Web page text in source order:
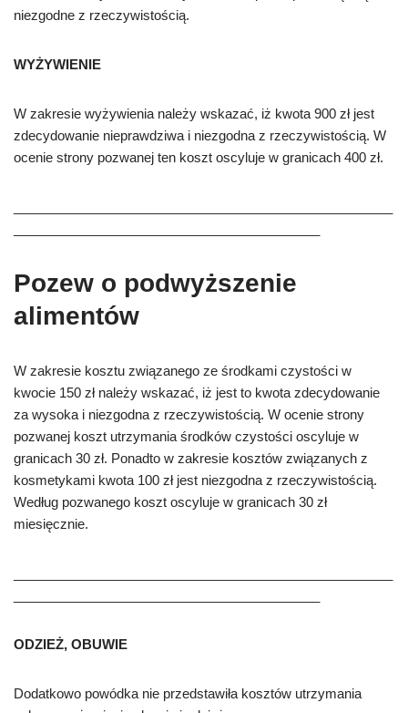
niezgodne z rzeczywistością.
WYŻYWIENIE
W zakresie wyżywienia należy wskazać, iż kwota 900 złjest
zdecydowanie nieprawdziwa i niezgodna z rzeczywistością. W
ocenie strony pozwanej ten koszt oscyluje w granicach 400 zł.
Pozew o podwyższenie
alimentów
W zakresie kosztu związanego ze środkami czystości w
kwocie 150 złnależy wskazać, iż jest to kwota zdecydowanie
za wysoka i niezgodna z rzeczywistością. W ocenie strony
pozwanej koszt utrzymania środków czystości oscyluje w
granicach 30 zł. Ponadto w zakresie kosztów związanych z
kosmetykami kwota 100 złjest niezgodna z rzeczywistością.
Według pozwanego koszt oscyluje w granicach 30 zł
miesięcznie.
ODZIEŻ, OBUWIE
Dodatkowo powódka nie przedstawiła kosztów utrzymania